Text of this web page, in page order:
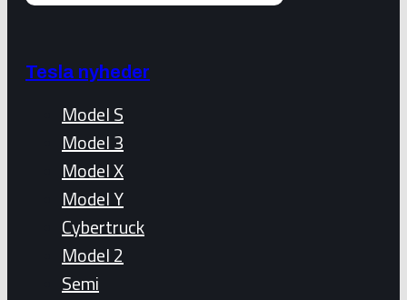
Tesla nyheder
Model S
Model 3
Model X
Model Y
Cybertruck
Model 2
Semi